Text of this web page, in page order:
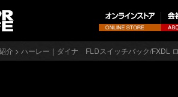
介 > ハーレー｜ダイナ FLDスイッチバック/FXDL